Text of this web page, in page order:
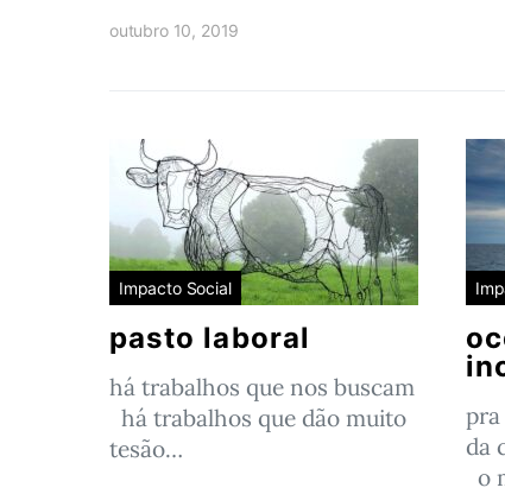
outubro 10, 2019
Impacto Social
pasto laboral
há trabalhos que nos buscam
há trabalhos que dão muito
tesão…
pra
da
o